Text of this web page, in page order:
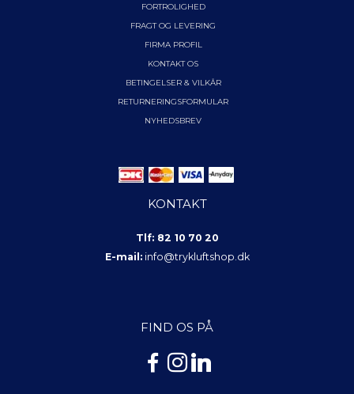
FORTROLIGHED
FRAGT OG LEVERING
FIRMA PROFIL
KONTAKT OS
BETINGELSER & VILKÅR
RETURNERINGSFORMULAR
NYHEDSBREV
KONTAKT
Tlf: 82 10 70 20
E-mail: info@trykluftshop.dk
FIND OS PÅ